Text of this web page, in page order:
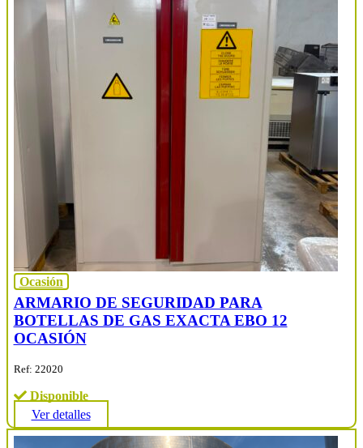
Ocasión
ARMARIO DE SEGURIDAD PARA
BOTELLAS DE GAS EXACTA EBO 12
OCASIÓN
Ref: 22020
Disponible
Ver detalles